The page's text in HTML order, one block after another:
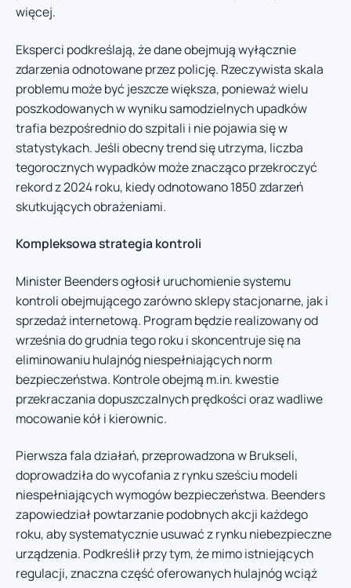
więcej.
Eksperci podkreślają, że dane obejmują wyłącznie
zdarzenia odnotowane przez policję. Rzeczywista skala
problemu może być jeszcze większa, ponieważ wielu
poszkodowanych w wyniku samodzielnych upadków
trafia bezpośrednio do szpitali i nie pojawia się w
statystykach. Jeśli obecny trend się utrzyma, liczba
tegorocznych wypadków może znacząco przekroczyć
rekord z 2024 roku, kiedy odnotowano 1850 zdarzeń
skutkujących obrażeniami.
Kompleksowa strategia kontroli
Minister Beenders ogłosił uruchomienie systemu
kontroli obejmującego zarówno sklepy stacjonarne, jak i
sprzedaż internetową. Program będzie realizowany od
września do grudnia tego roku i skoncentruje się na
eliminowaniu hulajnóg niespełniających norm
bezpieczeństwa. Kontrole obejmą m.in. kwestie
przekraczania dopuszczalnych prędkości oraz wadliwe
mocowanie kół i kierownic.
Pierwsza fala działań, przeprowadzona w Brukseli,
doprowadziła do wycofania z rynku sześciu modeli
niespełniających wymogów bezpieczeństwa. Beenders
zapowiedział powtarzanie podobnych akcji każdego
roku, aby systematycznie usuwać z rynku niebezpieczne
urządzenia. Podkreślił przy tym, że mimo istniejących
regulacji, znaczna część oferowanych hulajnóg wciąż